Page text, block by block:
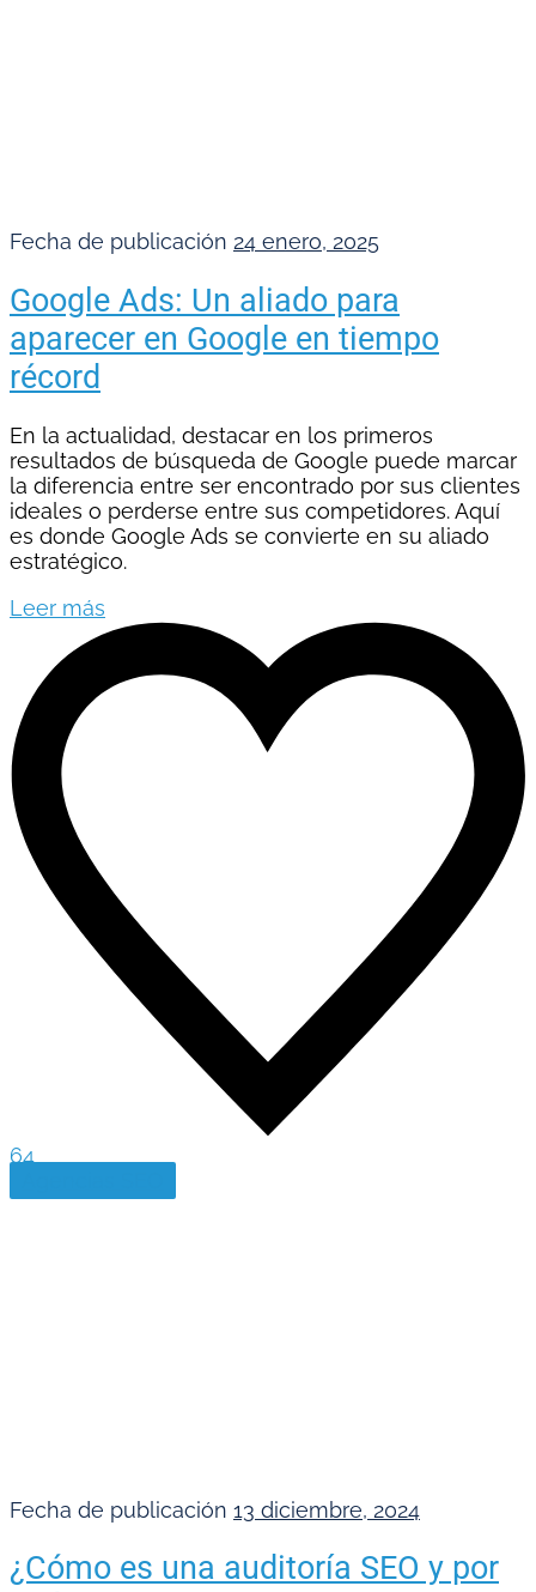
Fecha de publicación 24 enero, 2025
Google Ads: Un aliado para
aparecer en Google en tiempo
récord
En la actualidad, destacar en los primeros
resultados de búsqueda de Google puede marcar
la diferencia entre ser encontrado por sus clientes
ideales o perderse entre sus competidores. Aquí
es donde Google Ads se convierte en su aliado
estratégico.
Leer más
64
Fecha de publicación 13 diciembre, 2024
¿Cómo es una auditoría SEO y por